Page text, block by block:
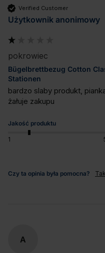
Verified Customer
Użytkownik anonimowy
pokrowiec
Bügelbrettbezug Cotton
Stationen
bardzo slaby produkt,
żałuje zakupu
Jakość produktu
1
Czy ta opinia była pomocna? Tak
A